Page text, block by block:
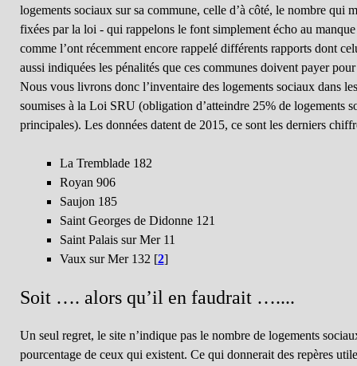
logements sociaux sur sa commune, celle d’à côté, le nombre qui
fixées par la loi - qui rappelons le font simplement écho au
comme l’ont récemment encore rappelé différents rapports dont
aussi indiquées les pénalités que ces communes doivent payer
Nous vous livrons donc l’inventaire des logements sociaux dans
soumises à la Loi SRU (obligation d’atteindre 25% de logements
principales). Les données datent de 2015, ce sont les derniers
La Tremblade 182
Royan 906
Saujon 185
Saint Georges de Didonne 121
Saint Palais sur Mer 11
Vaux sur Mer 132 [2]
Soit …. alors qu’il en faudrait …....
Un seul regret, le site n’indique pas le nombre de logements
pourcentage de ceux qui existent. Ce qui donnerait des repères